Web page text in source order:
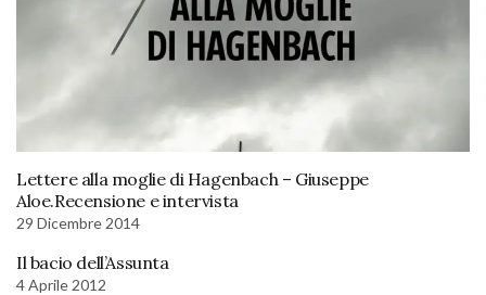
Lettere alla moglie di Hagenbach – Giuseppe
Aloe.Recensione e intervista
29 Dicembre 2014
Il bacio dell’Assunta
4 Aprile 2012